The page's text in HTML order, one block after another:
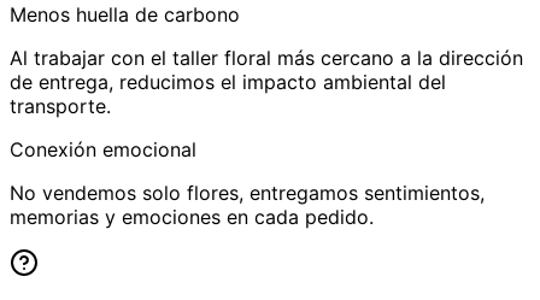
Menos huella de carbono
Al trabajar con el taller floral más cercano a la dirección
de entrega, reducimos el impacto ambiental del
transporte.
Conexión emocional
No vendemos solo flores, entregamos sentimientos,
memorias y emociones en cada pedido.